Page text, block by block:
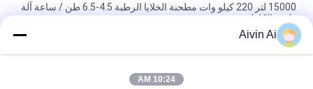
15000 لتر 220 كيلو وات مطحنة الخلايا الرطبة 4.5-6.5 طن / ساعة آلة
طحن الكاولين
معدات تعديل سطح مطحنة خلية النحل والحجر الجيري والرخام
والكالسيت الجاف
30KW ميكا ، التلك ، مطحنة الكرة الجرافيت المحرض العمودي مسحوق
Aivin Ai
10:24 AM